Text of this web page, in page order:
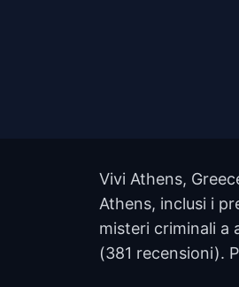
Vivi Athens,
Athens, inclusi i
misteri criminali a
(381 recensioni).